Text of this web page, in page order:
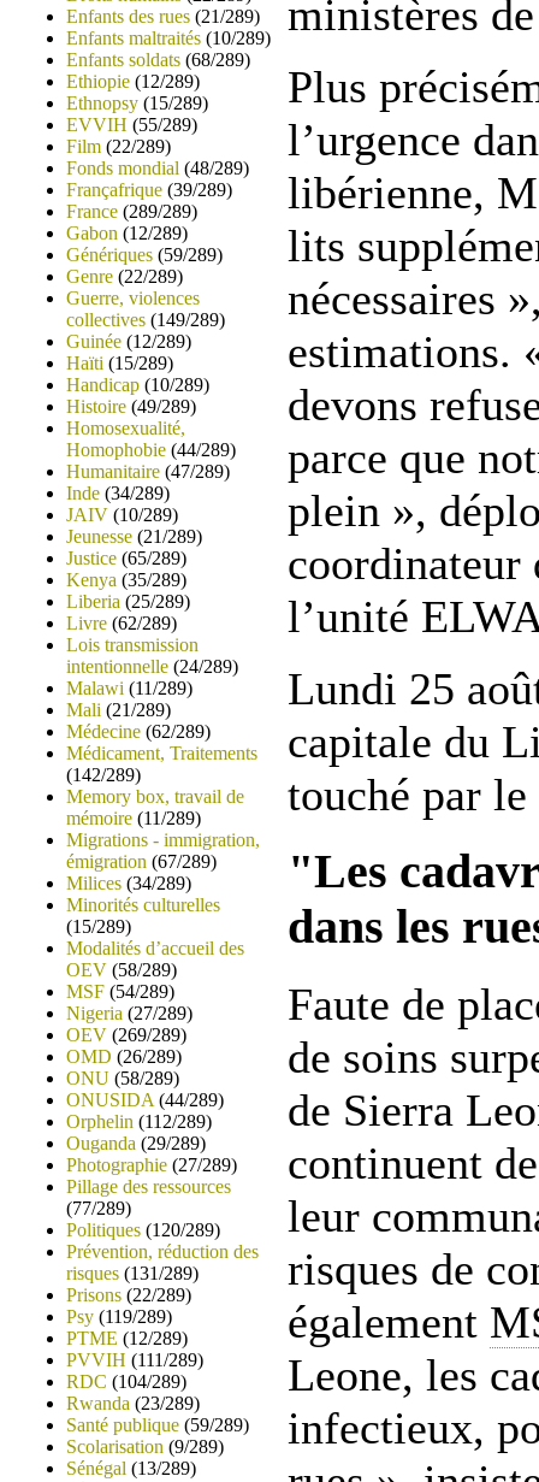
Enfants des rues (21/289)
Enfants maltraités (10/289)
Enfants soldats (68/289)
Ethiopie (12/289)
Ethnopsy (15/289)
EVVIH (55/289)
Film (22/289)
Fonds mondial (48/289)
Françafrique (39/289)
France (289/289)
Gabon (12/289)
Génériques (59/289)
Genre (22/289)
Guerre, violences
collectives (149/289)
Guinée (12/289)
Haïti (15/289)
Handicap (10/289)
Histoire (49/289)
Homosexualité,
Homophobie (44/289)
Humanitaire (47/289)
Inde (34/289)
JAIV (10/289)
Jeunesse (21/289)
Justice (65/289)
Kenya (35/289)
Liberia (25/289)
Livre (62/289)
Lois transmission
intentionnelle (24/289)
Malawi (11/289)
Mali (21/289)
Médecine (62/289)
Médicament, Traitements
(142/289)
Memory box, travail de
mémoire (11/289)
Migrations - immigration,
émigration (67/289)
Milices (34/289)
Minorités culturelles
(15/289)
Modalités d’accueil des
OEV (58/289)
MSF (54/289)
Nigeria (27/289)
OEV (269/289)
OMD (26/289)
ONU (58/289)
ONUSIDA (44/289)
Orphelin (112/289)
Ouganda (29/289)
Photographie (27/289)
Pillage des ressources
(77/289)
Politiques (120/289)
Prévention, réduction des
risques (131/289)
Prisons (22/289)
Psy (119/289)
PTME (12/289)
PVVIH (111/289)
RDC (104/289)
Rwanda (23/289)
Santé publique (59/289)
Scolarisation (9/289)
Sénégal (13/289)
ministères
Plus
l’urgence
libérienne,
lits
nécessaires
estimations.
devons
parce que
plein »,
coordinateur
l’unité
Lundi 25
capitale du
touché par
"Les
dans les
Faute de
de soins
de Sierra
continuent
leur
risques de
également
Leone, les
infectieux,